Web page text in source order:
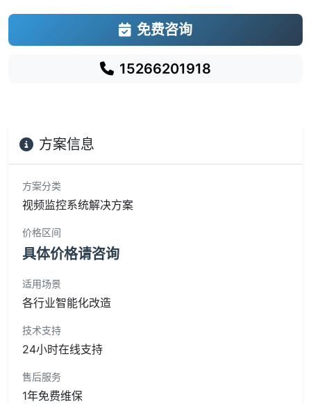
免费咨询
15266201918
方案信息
方案分类
视频监控系统解决方案
价格区间
具体价格请咨询
适用场景
各行业智能化改造
技术支持
24小时在线支持
售后服务
1年免费维保